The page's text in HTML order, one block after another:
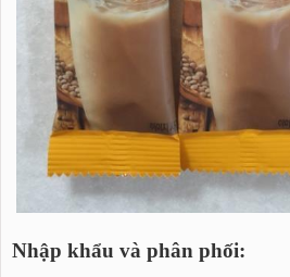
Nhập khẩu và phân phối: